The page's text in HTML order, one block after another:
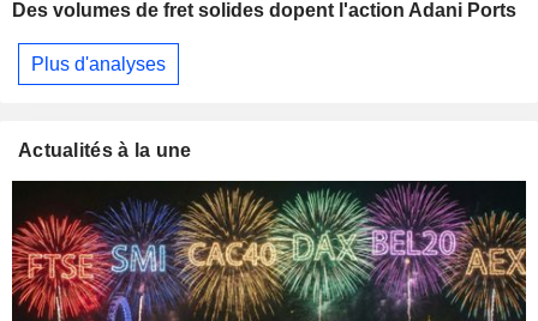
Des volumes de fret solides dopent l'action Adani Ports
Plus d'analyses
Actualités à la une